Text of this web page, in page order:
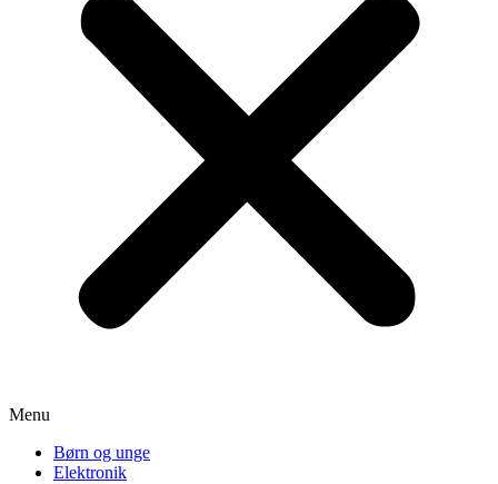
Menu
Børn og unge
Elektronik